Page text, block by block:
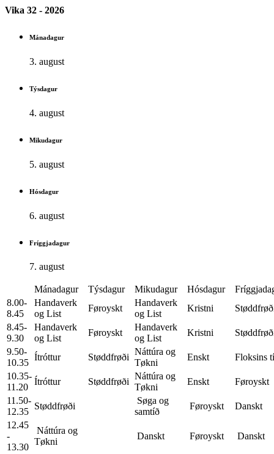
Vika 32 - 2026
Mánadagur
3. august
Týsdagur
4. august
Mikudagur
5. august
Hósdagur
6. august
Fríggjadagur
7. august
Mánadagur Týsdagur Mikudagur Hósdagur
8.00-
8.45
Handaverk
og List
Føroyskt
Handaverk
og List
Kristni
8.45-
9.30
Handaverk
og List
Føroyskt
Handaverk
og List
Kristni
9.50-
10.35
Ítróttur Støddfrøði
Náttúra og
Tøkni
Enskt
Floksins
10.35-
11.20
Ítróttur Støddfrøði
Náttúra og
Tøkni
Enskt
Føroyskt
11.50-
12.35
Støddfrøði
Søga og
samtíð
Føroyskt
Danskt
12.45
-
13.30
Náttúra og
Tøkni
Danskt Føroyskt Danskt